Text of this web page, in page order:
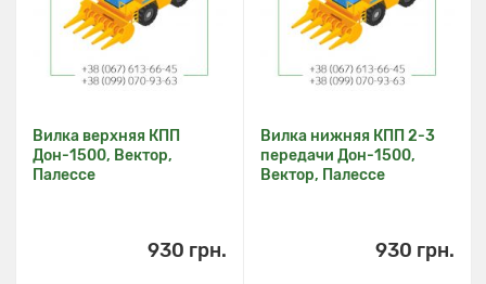
Вилка верхняя КПП
Дон-1500, Вектор,
Палессе
930 грн.
Вилка нижняя КПП 2-3
передачи Дон-1500,
Вектор, Палессе
930 грн.